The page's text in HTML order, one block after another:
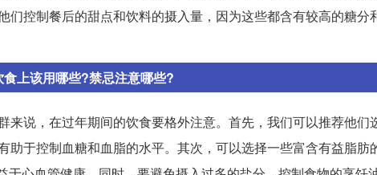
们控制餐后的甜点和饮料的摄入量，因为这些都含有较高的糖
上该用哪些?禁忌注意哪些?
来说，在过年期间的饮食要格外注意。首先，我们可以推荐他们
助于控制血糖和血脂的水平。其次，可以选择一些富含有益脂肪